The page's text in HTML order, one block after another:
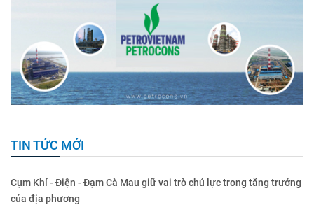
TIN TỨC MỚI
Cụm Khí - Điện - Đạm Cà Mau giữ vai trò chủ lực trong tăng trưởng
của địa phương